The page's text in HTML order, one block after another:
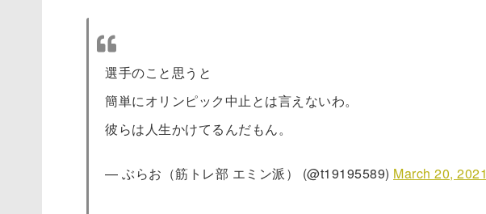
選手のこと思うと
簡単にオリンピック中止とは言えないわ。
彼らは人生かけてるんだもん。
— ぶらお（筋トレ部 エミン派） (@t19195589) March 20, 2021